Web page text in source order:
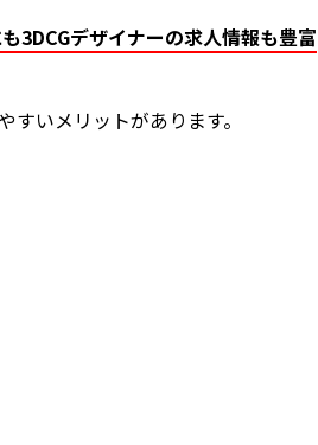
3DCGデザイナーの求人情報も豊富
すいメリットがあります。